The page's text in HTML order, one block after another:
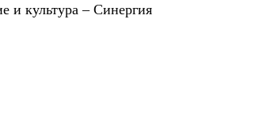
и культура – Синергия